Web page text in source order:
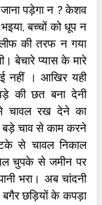
पड़ेगा न ? केशव
बच्चों को धूप न
की तरफ न गया
बेचारे प्यास के मारे
नहीं । आखिर यही
की छत बना देनी
से चावल रख देने का
बड़े चाव से काम करने
से चावल निकाल
चुपके से जमीन पर
भरा। अब चांदनी
छड़ियों के कपड़ा